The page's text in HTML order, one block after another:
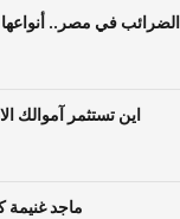
الضرائب في مصر..
اين تستثمر آموالك
ماجد غنيمة